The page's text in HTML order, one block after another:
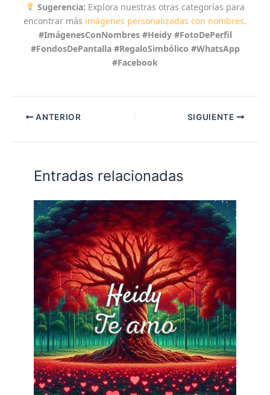
Sugerencia: Explora nuestras otras categorías para
encontrar más imágenes personalizadas con nombres.
#ImágenesConNombres #Heidy #FotoDePerfil
#FondosDePantalla #RegaloSimbólico #WhatsApp
#Facebook
ANTERIOR SIGUIENTE
Entradas relacionadas